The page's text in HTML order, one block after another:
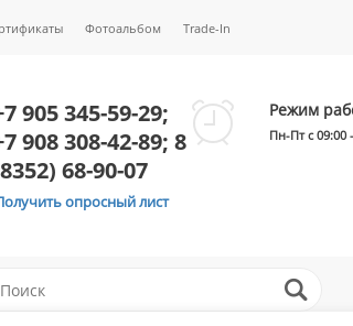
Фотоальбом Trade-In
905 345-59-29;
908 308-42-89; 8
68-90-07
опросный лист
Режим
Пн-Пт с 09:00